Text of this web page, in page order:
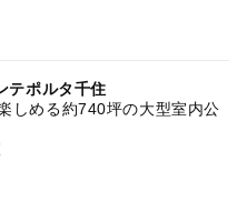
テポルタ千住
しめる約740坪の大型室内公